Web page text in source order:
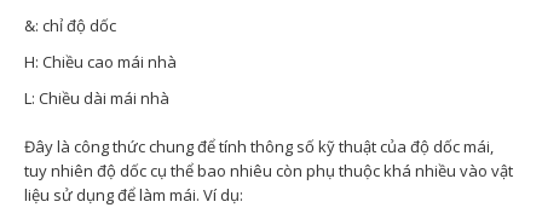
&: chỉ độ dốc
H: Chiều cao mái nhà
L: Chiều dài mái nhà
Đây là công thức chung để tính thông số kỹ thuật của độ dốc mái,
tuy nhiên độ dốc cụ thể bao nhiêu còn phụ thuộc khá nhiều vào vật
liệu sử dụng để làm mái. Ví dụ: